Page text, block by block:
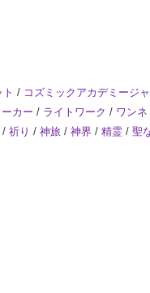
/ コズミックアカデミージャ
カー / ライトワーク / ワンネ
/ 祈り / 神旅 / 神界 / 精霊 / 聖